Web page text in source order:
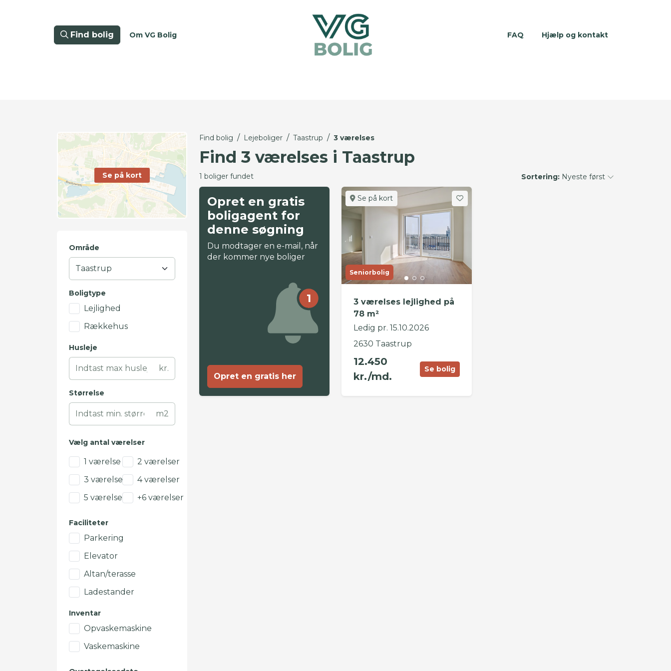
Find bolig Om VG Bolig FAQ Hjælp og kontakt
Se på kort
Område
Boligtype
Lejlighed
Rækkehus
Husleje
kr.
Størrelse
m2
Vælg antal værelser
1 værelse
2 værelser
3 værelser
4 værelser
5 værelser
+6 værelser
Faciliteter
Parkering
Elevator
Altan/terasse
Ladestander
Inventar
Opvaskemaskine
Vaskemaskine
Find bolig / Lejeboliger / Taastrup / 3 værelses
Find 3 værelses i Taastrup
1 boliger fundet Sortering: Nyeste først
Opret en gratis
boligagent for
denne søgning
Du modtager en e-mail, når
der kommer nye boliger
1
Opret en gratis her
Se på kort
Seniorbolig
3 værelses lejlighed på
78 m²
Ledig pr. 15.10.2026
2630 Taastrup
12.450
kr./md.
Se bolig